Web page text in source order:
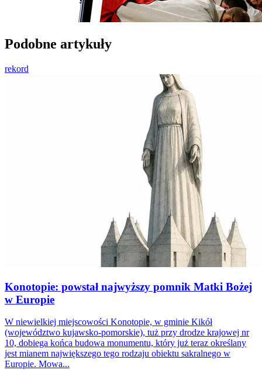
Podobne artykuły
rekord
Konotopie: powstał najwyższy pomnik Matki Bożej
w Europie
W niewielkiej miejscowości Konotopie, w gminie Kikół
(województwo kujawsko-pomorskie), tuż przy drodze krajowej nr
10, dobiega końca budowa monumentu, który już teraz określany
jest mianem największego tego rodzaju obiektu sakralnego w
Europie. Mowa...